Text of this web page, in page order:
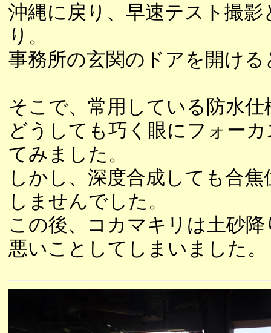
沖縄に戻り、早速テスト撮
り。
事務所の玄関のドアを開け
そこで、常用している防水
どうしても巧く眼にフォー
てみました。
しかし、深度合成しても合
しませんでした。
この後、コカマキリは土砂
悪いことしてしまいました。